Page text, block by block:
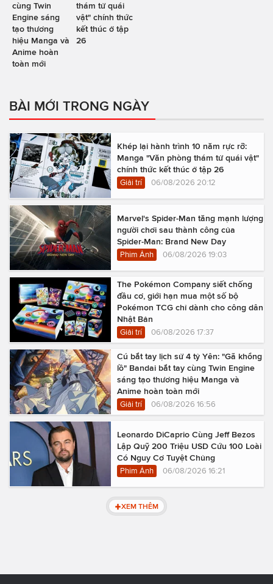
cùng Twin
Engine sáng
tạo thương
hiệu Manga và
Anime hoàn
toàn mới
thám tử quái
vật" chính thức
kết thúc ở tập
26
BÀI MỚI TRONG NGÀY
Khép lại hành trình 10 năm rực rỡ:
Manga "Văn phòng thám tử quái vật"
chính thức kết thúc ở tập 26
Giải trí 06/08/2026 20:12
Marvel's Spider-Man tăng mạnh lượng
người chơi sau thành công của
Spider-Man: Brand New Day
Phim Ảnh 06/08/2026 19:03
The Pokémon Company siết chống
đầu cơ, giới hạn mua một số bộ
Pokémon TCG chỉ dành cho công dân
Nhật Bản
Giải trí 06/08/2026 17:37
Cú bắt tay lịch sử 4 tỷ Yên: "Gã khổng
lồ" Bandai bắt tay cùng Twin Engine
sáng tạo thương hiệu Manga và
Anime hoàn toàn mới
Giải trí 06/08/2026 16:56
Leonardo DiCaprio Cùng Jeff Bezos
Lập Quỹ 200 Triệu USD Cứu 100 Loài
Có Nguy Cơ Tuyệt Chủng
Phim Ảnh 06/08/2026 16:21
XEM THÊM